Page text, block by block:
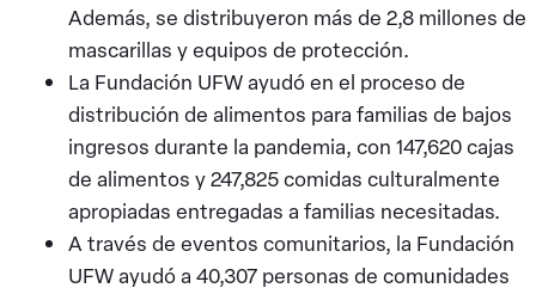
Además, se distribuyeron más de 2,8 millones de
mascarillas y equipos de protección.
La Fundación UFW ayudó en el proceso de
distribución de alimentos para familias de bajos
ingresos durante la pandemia, con 147,620 cajas
de alimentos y 247,825 comidas culturalmente
apropiadas entregadas a familias necesitadas.
A través de eventos comunitarios, la Fundación
UFW ayudó a 40,307 personas de comunidades